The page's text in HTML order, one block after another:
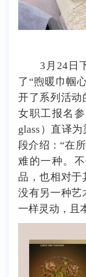
3月24日
了“煦暖巾帼
开了系列活动
女职工报名
glass）直译
段介绍：“在
难的一种。
品，也相对于
没有另一种艺
一样灵动，且